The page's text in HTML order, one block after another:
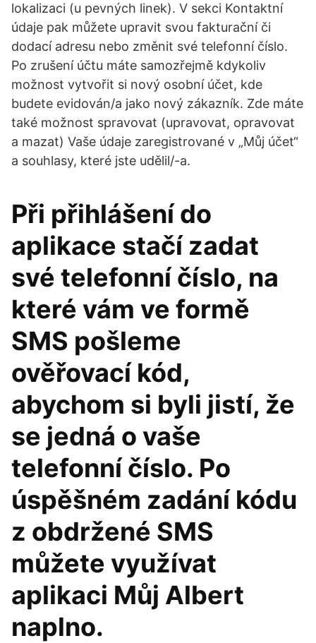
lokalizaci (u pevných linek). V sekci Kontaktní
údaje pak můžete upravit svou fakturační či
dodací adresu nebo změnit své telefonní číslo.
Po zrušení účtu máte samozřejmě kdykoliv
možnost vytvořit si nový osobní účet, kde
budete evidován/a jako nový zákazník. Zde máte
také možnost spravovat (upravovat, opravovat
a mazat) Vaše údaje zaregistrované v „Můj účet“
a souhlasy, které jste udělil/-a.
Při přihlášení do
aplikace stačí zadat
své telefonní číslo, na
které vám ve formě
SMS pošleme
ověřovací kód,
abychom si byli jistí, že
se jedná o vaše
telefonní číslo. Po
úspěšném zadání kódu
z obdržené SMS
můžete využívat
aplikaci Můj Albert
naplno.